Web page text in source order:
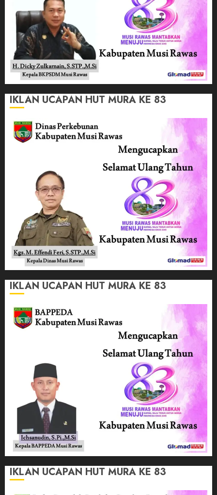
IKLAN UCAPAN HUT MURA KE 83
IKLAN UCAPAN HUT MURA KE 83
IKLAN UCAPAN HUT MURA KE 83